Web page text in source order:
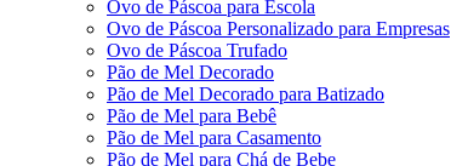
Ovo de Páscoa para Escola
Ovo de Páscoa Personalizado para Empresas
Ovo de Páscoa Trufado
Pão de Mel Decorado
Pão de Mel Decorado para Batizado
Pão de Mel para Bebê
Pão de Mel para Casamento
Pão de Mel para Chá de Bebe